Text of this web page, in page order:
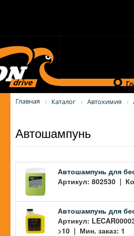
Главная Каталог Автохимия
Автошампунь
Автошампунь для
Артикул: 802530 |
Автошампунь для
Артикул:
>10 | Мин. заказ: 1